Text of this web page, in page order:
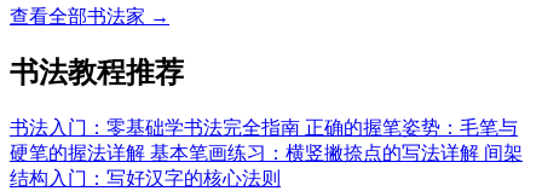
查看全部书法家 →
书法教程推荐
书法入门：零基础学书法完全指南 正确的握笔姿势：毛笔与
硬笔的握法详解 基本笔画练习：横竖撇捺点的写法详解 间架
结构入门：写好汉字的核心法则